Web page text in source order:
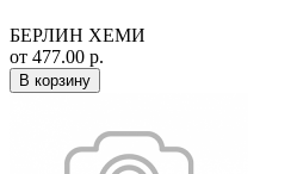
БЕРЛИН ХЕМИ
от 477.00 р.
В корзину